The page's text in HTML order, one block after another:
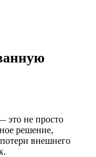
это не просто
решение,
внешнего